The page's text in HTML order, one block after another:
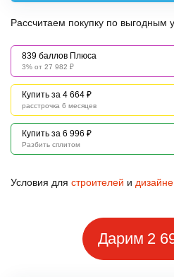
Рассчитаем покупку по выгодным
839 баллов Плюса
3% от 27 982 ₽
Купить за 4 664 ₽
расстрочка 6 месяцев
Купить за 6 996 ₽
Разбить сплитом
Условия для строителей и
Дарим 2